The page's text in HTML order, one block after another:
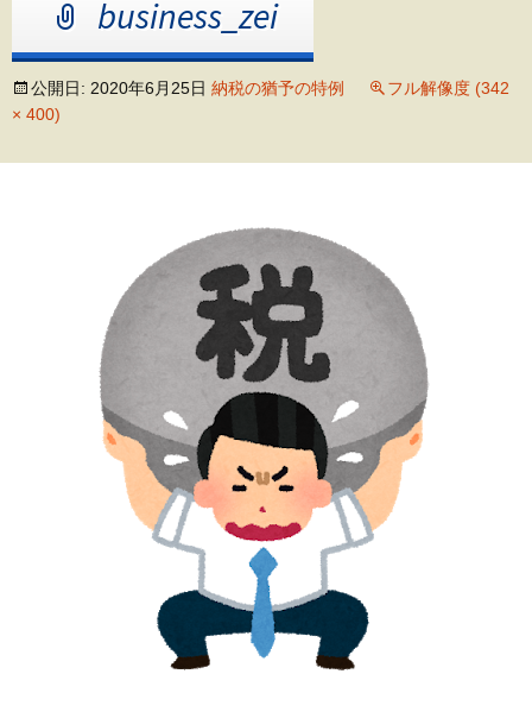
ス
ッ
プ
business_zei
公開日: 2020年6月25日 納税の猶予の特例
フル解像度 (342
× 400)